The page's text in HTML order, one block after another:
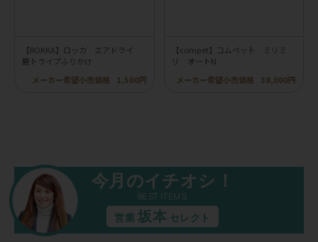
【ROKKA】ロッカ エアドライ
鹿トライプふりかけ
メーカー希望小売価格
1,500円
【compet】コムペット ミリミ
リ オートN
メーカー希望小売価格
38,000円
今月のイチオシ！
BEST ITEMS
営業 坂本 セレクト